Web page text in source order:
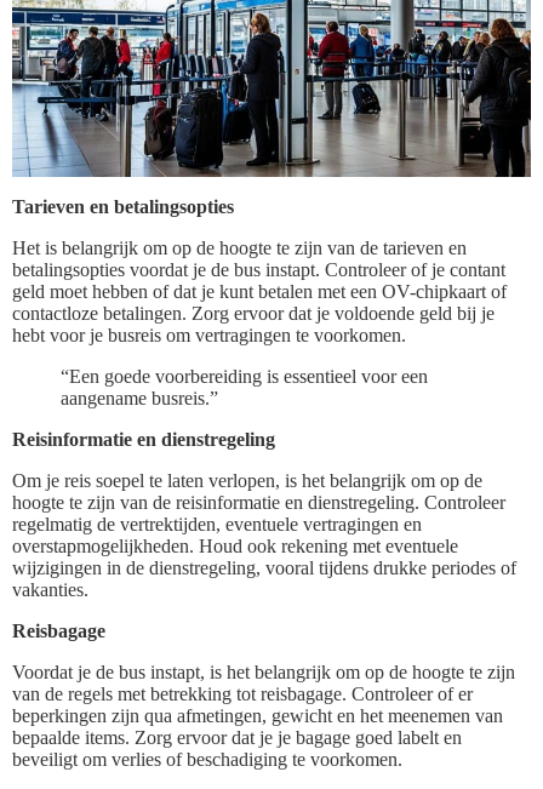
Tarieven en betalingsopties
Het is belangrijk om op de hoogte te zijn van de tarieven en
betalingsopties voordat je de bus instapt. Controleer of je contant
geld moet hebben of dat je kunt betalen met een OV-chipkaart of
contactloze betalingen. Zorg ervoor dat je voldoende geld bij je
hebt voor je busreis om vertragingen te voorkomen.
“Een goede voorbereiding is essentieel voor een
aangename busreis.”
Reisinformatie en dienstregeling
Om je reis soepel te laten verlopen, is het belangrijk om op de
hoogte te zijn van de reisinformatie en dienstregeling. Controleer
regelmatig de vertrektijden, eventuele vertragingen en
overstapmogelijkheden. Houd ook rekening met eventuele
wijzigingen in de dienstregeling, vooral tijdens drukke periodes of
vakanties.
Reisbagage
Voordat je de bus instapt, is het belangrijk om op de hoogte te zijn
van de regels met betrekking tot reisbagage. Controleer of er
beperkingen zijn qua afmetingen, gewicht en het meenemen van
bepaalde items. Zorg ervoor dat je je bagage goed labelt en
beveiligt om verlies of beschadiging te voorkomen.